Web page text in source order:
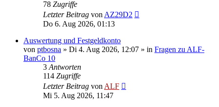
78 Zugriffe
Letzter Beitrag von AZ29D2
Do 6. Aug 2026, 01:13
Auswertung und Festgeldkonto
von ptbosna » Di 4. Aug 2026, 12:07 » in Fragen zu ALF-
BanCo 10
3 Antworten
114 Zugriffe
Letzter Beitrag von ALF
Mi 5. Aug 2026, 11:47